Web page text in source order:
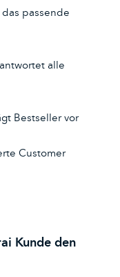
passende
alle
Bestseller vor
Customer
Kunde den